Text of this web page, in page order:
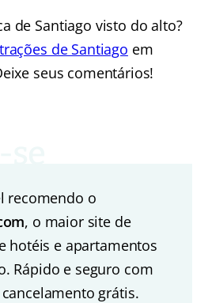
de Santiago visto do alto?
de Santiago em
seus comentários!
recomendo o
, o maior site de
hotéis e apartamentos
Rápido e seguro com
grátis.